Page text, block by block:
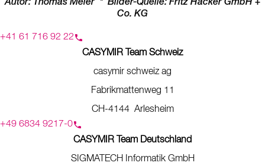
Autor: Thomas Meier * Bilder-Quelle: Fritz Häcker GmbH +
Co. KG
+41 61 716 92 22
CASYMIR Team Schweiz
casymir schweiz ag
Fabrikmattenweg 11
CH-4144 Arlesheim
+49 6834 9217-0
CASYMIR Team Deutschland
SIGMATECH Informatik GmbH